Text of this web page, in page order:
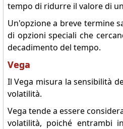
tempo di ridurre il valore di
Un'opzione a breve termine
di opzioni speciali che
decadimento del tempo.
Vega
Il Vega misura la sensibilità
volatilità.
Vega tende a essere
volatilità, poiché entrambi